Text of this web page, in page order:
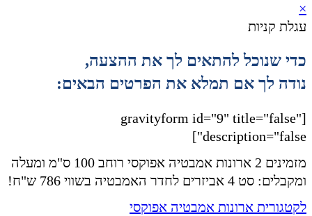
×
עגלת קניות
כדי שנוכל להתאים לך את ההצעה,
נודה לך אם תמלא את הפרטים הבאים:
[gravityform id="9" title="false"
description="false"]
מזמינים 2 ארונות אמבטיה אפוקסי רוחב 100 ס"מ ומעלה
ומקבלים: סט 4 אביזרים לחדר האמבטיה בשווי 786 ש"ח!
לקטגורית ארונות אמבטיה אפוקסי